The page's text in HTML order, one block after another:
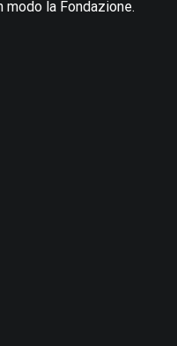
modo la Fondazione.